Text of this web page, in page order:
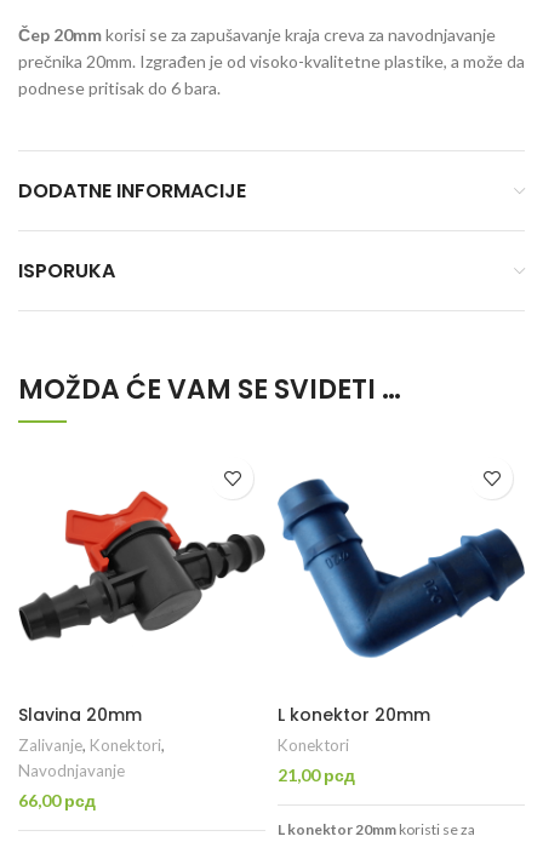
Čep 20mmkorisi se za zapušavanje kraja creva za navodnjavanje
prečnika 20mm. Izgrađen je od visoko-kvalitetne plastike, a može da
podnese pritisak do 6 bara.
DODATNE INFORMACIJE
ISPORUKA
MOŽDA ĆE VAM SE SVIDETI …
Slavina 20mm
Zalivanje, Konektori,
Navodnjavanje
66,00рсд
L konektor 20mm
Konektori
21,00рсд
L konektor 20mm koristi se za